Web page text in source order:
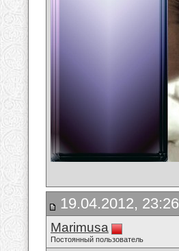
19.04.2012, 23:26
Marimusa
Постоянный пользователь